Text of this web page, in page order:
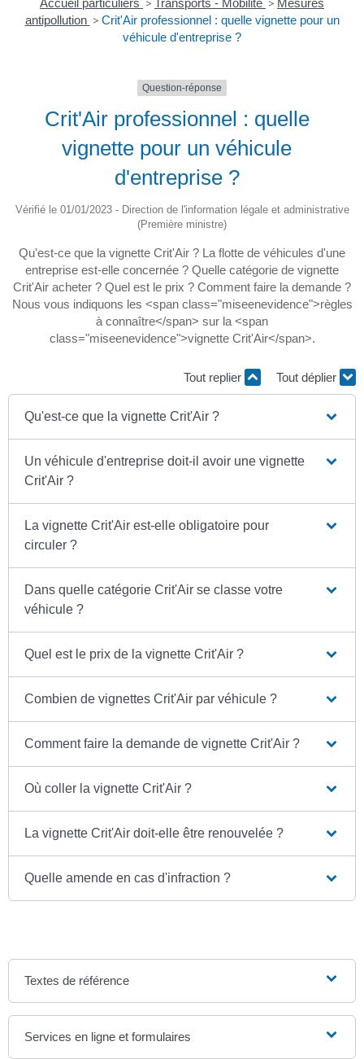
Accueil particuliers > Transports - Mobilité > Mesures
antipollution > Crit'Air professionnel : quelle vignette pour un
véhicule d'entreprise ?
Question-réponse
Crit'Air professionnel : quelle
vignette pour un véhicule
d'entreprise ?
Vérifié le 01/01/2023 - Direction de l'information légale et administrative
(Première ministre)
Qu'est-ce que la vignette Crit'Air ? La flotte de véhicules d'une
entreprise est-elle concernée ? Quelle catégorie de vignette
Crit'Air acheter ? Quel est le prix ? Comment faire la demande ?
Nous vous indiquons les <span class="miseenevidence">règles
à connaître</span> sur la <span
class="miseenevidence">vignette Crit'Air</span>.
Tout replier Tout déplier
Qu'est-ce que la vignette Crit'Air ?
Un véhicule d'entreprise doit-il avoir une vignette
Crit'Air ?
La vignette Crit'Air est-elle obligatoire pour
circuler ?
Dans quelle catégorie Crit'Air se classe votre
véhicule ?
Quel est le prix de la vignette Crit'Air ?
Combien de vignettes Crit'Air par véhicule ?
Comment faire la demande de vignette Crit'Air ?
Où coller la vignette Crit'Air ?
La vignette Crit'Air doit-elle être renouvelée ?
Quelle amende en cas d'infraction ?
Textes de référence
Services en ligne et formulaires